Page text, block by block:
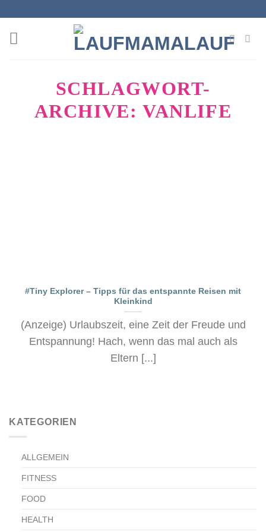
springen
SCHLAGWORT-
ARCHIVE:VANLIFE
KATEGORIEN
ALLGEMEIN
FITNESS
FOOD
HEALTH
#Tiny Explorer – Tipps für das entspannte Reisen mit
Kleinkind
(Anzeige) Urlaubszeit, eine Zeit der Freude und
Entspannung! Hach, wenn das mal auch als
Eltern [...]